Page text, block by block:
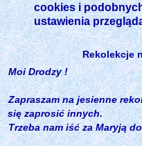
cookies i
ustawienia
Rekolekcje
Moi Drodzy !
Zapraszam na jesienne
się zaprosić innych.
Trzeba nam iść za Maryją